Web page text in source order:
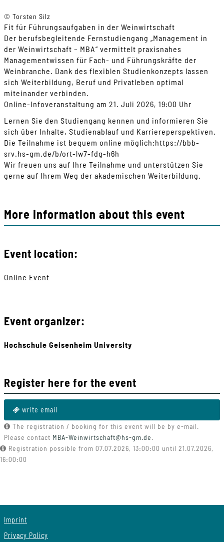
© Torsten Silz
Fit für Führungsaufgaben in der Weinwirtschaft
Der berufsbegleitende Fernstudiengang „Management in
der Weinwirtschaft – MBA“ vermittelt praxisnahes
Managementwissen für Fach- und Führungskräfte der
Weinbranche. Dank des flexiblen Studienkonzepts lassen
sich Weiterbildung, Beruf und Privatleben optimal
miteinander verbinden.
Online-Infoveranstaltung am 21. Juli 2026, 19:00 Uhr
Lernen Sie den Studiengang kennen und informieren Sie
sich über Inhalte, Studienablauf und Karriereperspektiven.
Die Teilnahme ist bequem online möglich:https://bbb-
srv.hs-gm.de/b/ort-lw7-fdg-h6h
Wir freuen uns auf Ihre Teilnahme und unterstützen Sie
gerne auf Ihrem Weg der akademischen Weiterbildung.
More information about this event
Event location:
Online Event
Event organizer:
Hochschule Geisenheim University
Register here for the event
write email
The registration / booking for this event will be by e-mail.
Please contact MBA-Weinwirtschaft@hs-gm.de.
Registration possible from 07.07.2026, 13:00:00 until 21.07.2026,
16:00:00
Imprint
Privacy Policy